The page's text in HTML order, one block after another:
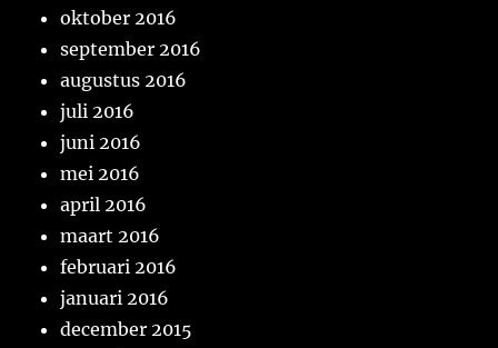
oktober 2016
september 2016
augustus 2016
juli 2016
juni 2016
mei 2016
april 2016
maart 2016
februari 2016
januari 2016
december 2015